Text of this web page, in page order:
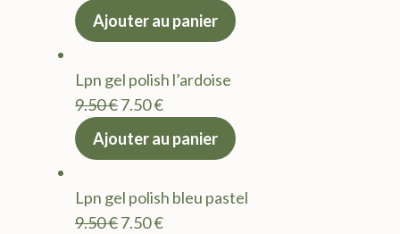
prix
9.50 €.
actuel
7.50 €.
Ajouter au panier
Lpn gel polish l’ardoise
9.50€Le
prix
9.50 €.
7.50€Le
actuel
7.50 €.
Ajouter au panier
Lpn gel polish bleu pastel
9.50€Le
7.50€Le